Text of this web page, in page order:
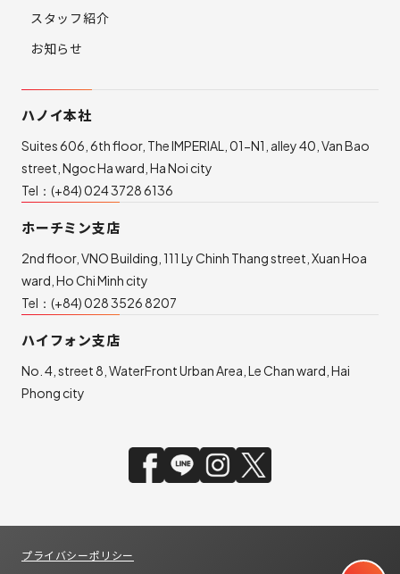
スタッフ紹介
お知らせ
ハノイ本社
Suites 606, 6th floor, The IMPERIAL, 01-N1, alley 40, Van Bao
street, Ngoc Ha ward, Ha Noi city
Tel： (+84) 024 3728 6136
ホーチミン支店
2nd floor, VNO Building, 111 Ly Chinh Thang street, Xuan Hoa
ward, Ho Chi Minh city
Tel： (+84) 028 3526 8207
ハイフォン支店
No. 4, street 8, WaterFront Urban Area, Le Chan ward, Hai
Phong city
プライバシーポリシー